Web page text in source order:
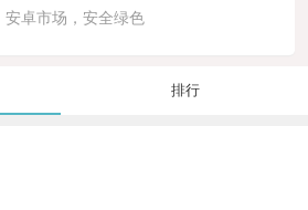
安卓市场，安全绿色
排行